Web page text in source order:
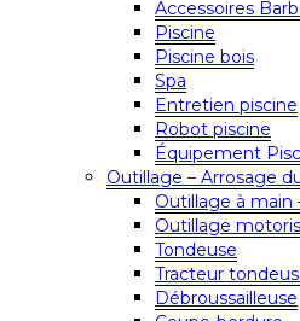
Accessoires
Piscine
Piscine bois
Spa
Entretien piscine
Robot piscine
Équipement
Outillage – Arrosage
Outillage à main
Outillage
Tondeuse
Tracteur
Débroussailleuse